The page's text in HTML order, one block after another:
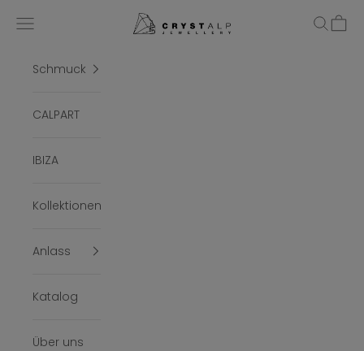
crystalpjewelry
Menü Suchen
Schmuck
CALPART
IBIZA
Kollektionen
Anlass
Katalog
Über uns